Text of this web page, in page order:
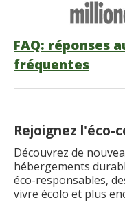
FAQ: réponses
fréquentes
Rejoignez l'éco-
Découvrez de
hébergements
éco-responsables,
vivre écolo et plus